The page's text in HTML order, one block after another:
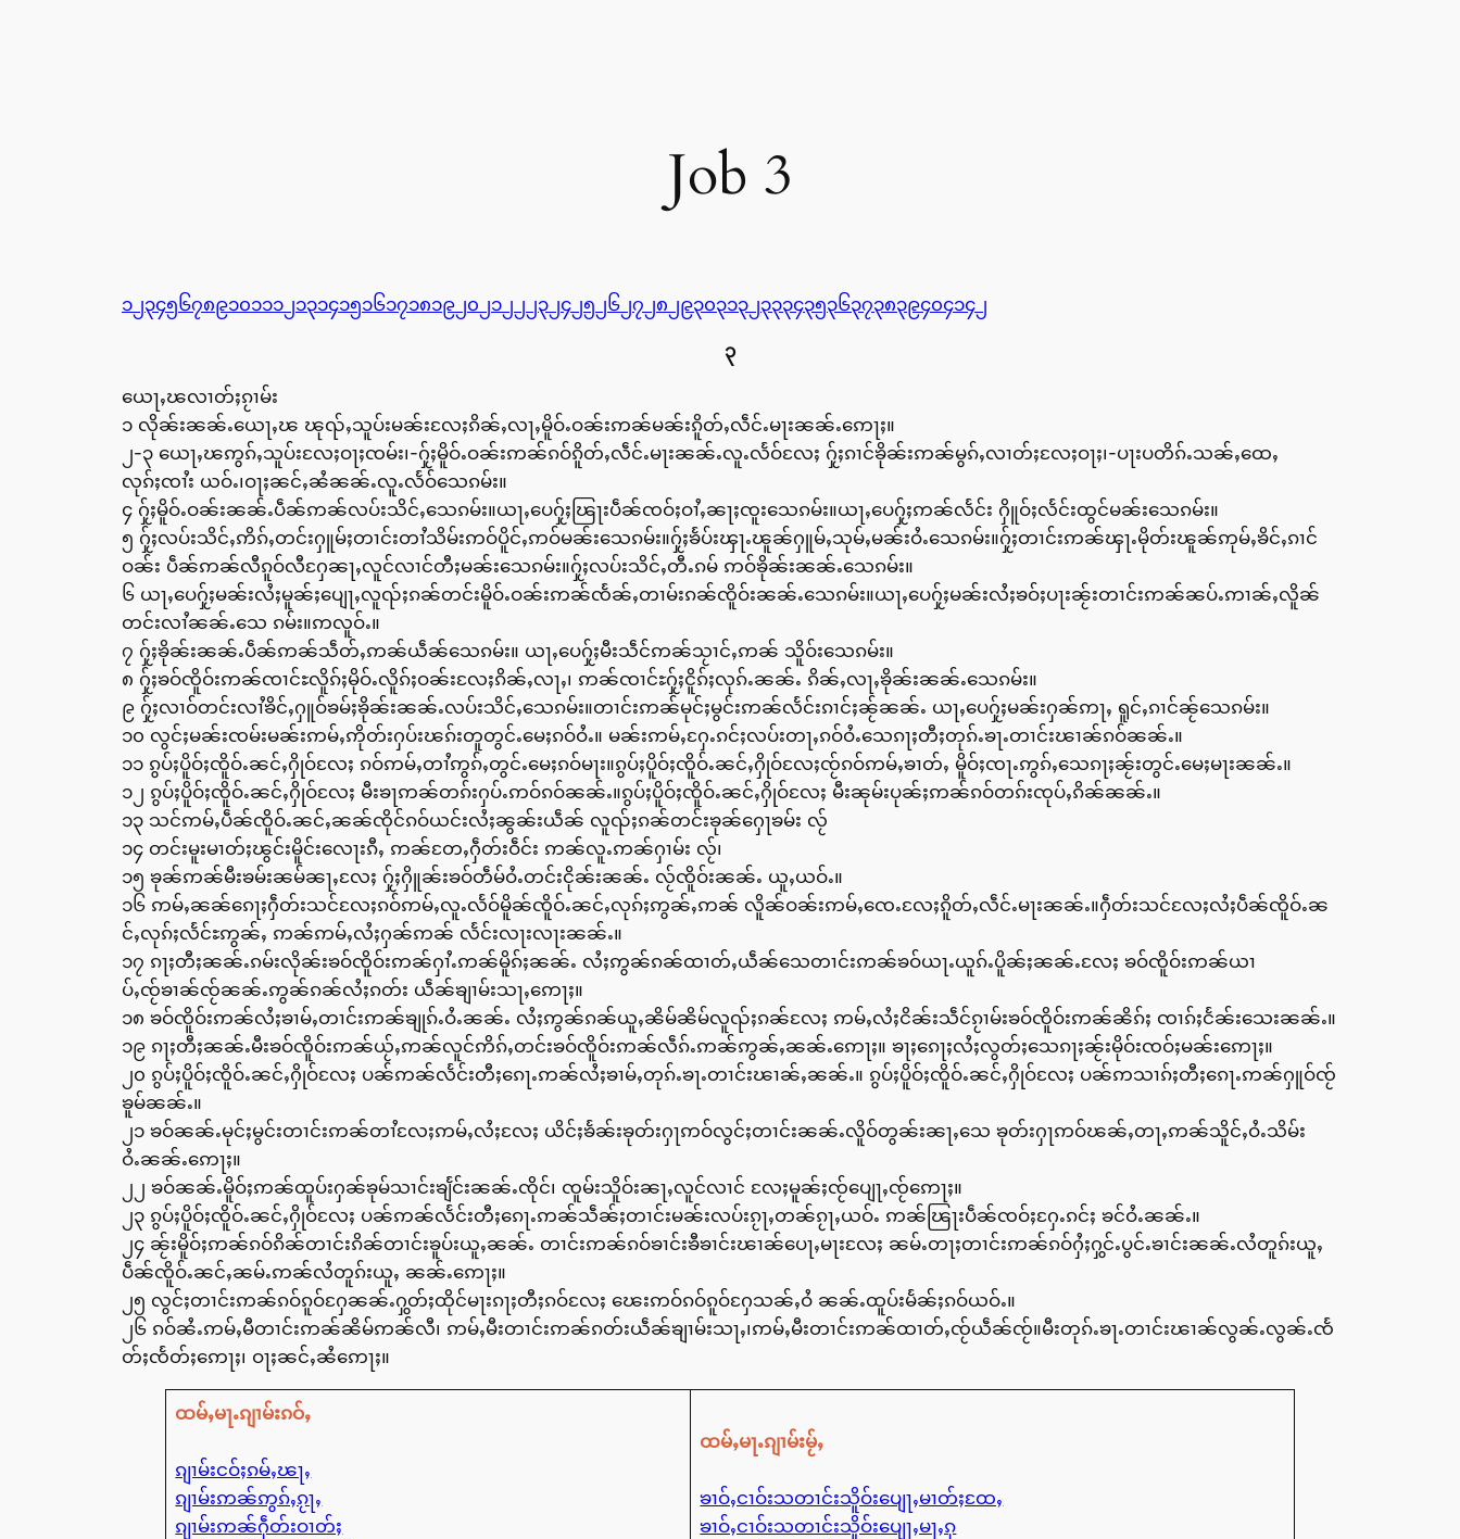
Job 3
၁ ၂၃၄၅၆၇၈၉၁၀၁၁၁၂၁၃၁၄၁၅၁၆၁၇၁၈၁၉ ၂၀ ၂၁ ၂၂ ၂၃ ၂၄ ၂၅ ၂၆ ၂၇ ၂၈ ၂၉၃၀၃၁၃၂၃၃၃၄၃၅၃၆၃၇၃၈၃၉၄၀၄၁၄၂
၃
ယေႃႇၽလၢတ်ႈၵႂၢမ်း
၁ လိုၼ်းၼၼ်ႉယေႃႇၽ ၽုၺ်ႇသူပ်းမၼ်းလႄႈၵိၼ်ႇလႃႇမိူဝ်ႉဝၼ်းဢၼ်မၼ်းၵိူတ်ႇလဵင်ႉမႃးၼၼ်ႉဢေႃႈ။
၂-၃ ယေႃႇၽဢွၵ်ႇသူပ်းလႄႈဝႃႈၸမ်း၊-ႁႂ်ႈမိူဝ်ႉဝၼ်းဢၼ်ၵဝ်ၵိူတ်ႇလဵင်ႉမႃးၼၼ်ႉလူႉလႅဝ်လႄႈ ႁႂ်ႈၵၢင်ၶိုၼ်းဢၼ်မွၵ်ႇလၢတ်ႈလႄႈဝႃႈ၊-ပႃးပတိၵ်ႉသၼ်ႇထေႇ
လုၵ်ႈၸၢႆး ယဝ်ႉ၊ဝႃႈၼင်ႇၼႆၼၼ်ႉလူႉလႅဝ်သေၵမ်း။
၄ ႁႂ်ႈမိူဝ်ႉဝၼ်းၼၼ်ႉပဵၼ်ဢၼ်လပ်းသိင်ႇသေၵမ်း။ယႃႇပေႁႂ်ႈၽြႃးပဵၼ်ၸဝ်ႈဝၢႆႇၼႃႈၸူးသေၵမ်း။ယႃႇပေႁႂ်ႈဢၼ်လႅင်း ႁိူဝ်ႈလႅင်းထွင်မၼ်းသေၵမ်း။
၅ ႁႂ်ႈလပ်းသိင်ႇဢိၵ်ႇတင်းႁူမ်ႈတၢင်းတၢႆသိမ်းဢဝ်ပိူင်ႇဢဝ်မၼ်းသေၵမ်း။ႁႂ်ႈၶႅပ်းၾႃႉၽူၼ်ႁူမ်ႇသုမ်ႇမၼ်းဝႆႉသေၵမ်း။ႁႂ်ႈတၢင်းဢၼ်ၾႃႉမိုတ်းၽူၼ်ဢုမ်ႇၶိင်ႇၵၢင်
ဝၼ်း ပဵၼ်ဢၼ်လီၵူဝ်လီႁႄၼႃႇလူင်လၢင်တီႈမၼ်းသေၵမ်း။ႁႂ်ႈလပ်းသိင်ႇတီႉၵမ် ဢဝ်ၶိုၼ်းၼၼ်ႉသေၵမ်း။
၆ ယႃႇပေႁႂ်ႈမၼ်းလႆႈမူၼ်ႈပျေႃႇလူၺ်ႈၵၼ်တင်းမိူဝ်ႉဝၼ်းဢၼ်ၸႅၼ်ႇတၢမ်းၵၼ်ၸိူဝ်းၼၼ်ႉသေၵမ်း။ယႃႇပေႁႂ်ႈမၼ်းလႆႈၶဝ်ႈပႃးၼႂ်းတၢင်းဢၼ်ၼပ်ႉဢၢၼ်ႇလိူၼ်
တင်းလၢႆၼၼ်ႉသေ ၵမ်း။ဢလူဝ်ႉ။
၇ ႁႂ်ႈၶိုၼ်းၼၼ်ႉပဵၼ်ဢၼ်သဵတ်ႇဢၼ်ယဵၼ်သေၵမ်း။ ယႃႇပေႁႂ်ႈမီးသဵင်ဢၼ်သႂၢင်ႇဢၼ် သိူဝ်းသေၵမ်း။
၈ ႁႂ်ႈၶဝ်ၸိူဝ်းဢၼ်ၸၢင်ႊလိူၵ်ႈမိုဝ်ႉလိူၵ်ႈဝၼ်းလႄႈၵိၼ်ႇလႃႇ၊ ဢၼ်ၸၢင်ႊႁႂ်ႈငိူၵ်ႈလုၵ်ႉၼၼ်ႉ ၵိၼ်ႇလႃႇၶိုၼ်းၼၼ်ႉသေၵမ်း။
၉ ႁႂ်ႈလၢဝ်တင်းလၢႆၶိင်ႇႁူဝ်ၶမ်ႈၶိုၼ်းၼၼ်ႉလပ်းသိင်ႇသေၵမ်း။တၢင်းဢၼ်မုင်ႈမွင်းဢၼ်လႅင်းၵၢင်ႈၼႂ်ၼၼ်ႉ ယႃႇပေႁႂ်ႈမၼ်းႁၼ်ဢႃႇ ရူင်ႇၵၢင်ၼႂ်သေၵမ်း။
၁၀ လွင်ႈမၼ်းၸမ်းမၼ်းဢမ်ႇဢိုတ်းႁပ်းၽၵ်းတူတွင်ႉမေႈၵဝ်ဝႆႉ။ မၼ်းဢမ်ႇႁႄႉၵင်ႈလပ်းတႃႇၵဝ်ဝႆႉသေၵႃႈတီႈတုၵ်ႉၶႃႉတၢင်းၽၢၼ်ၵဝ်ၼၼ်ႉ။
၁၁ ၵွပ်ႈပိူဝ်ႈၸိူဝ်ႉၼင်ႇႁိုဝ်လႄႈ ၵဝ်ဢမ်ႇတၢႆဢွၵ်ႇတွင်ႉမေႈၵဝ်မႃး။ၵွပ်ႈပိူဝ်ႈၸိူဝ်ႉၼင်ႇႁိုဝ်လႄႈၸႂ်ၵဝ်ဢမ်ႇၶၢတ်ႇ မိူဝ်ႈၸႃႉဢွၵ်ႇသေၵႃႈၼႂ်းတွင်ႉမေႈမႃးၼၼ်ႉ။
၁၂ ၵွပ်ႈပိူဝ်ႈၸိူဝ်ႉၼင်ႇႁိုဝ်လႄႈ မီးၶႃဢၼ်တၵ်းႁပ်ႉဢဝ်ၵဝ်ၼၼ်ႉ။ၵွပ်ႈပိူဝ်ႈၸိူဝ်ႉၼင်ႇႁိုဝ်လႄႈ မီးၼုမ်းပုၼ်ႈဢၼ်ၵဝ်တၵ်းၸုပ်ႇၵိၼ်ၼၼ်ႉ။
၁၃ သင်ဢမ်ႇပဵၼ်ၸိူဝ်ႉၼင်ႇၼၼ်ၸိုင်ၵဝ်ယင်းလႆႈၼွၼ်းယဵၼ် လူၺ်ႈၵၼ်တင်းၶုၼ်ႁေႃၶမ်း လႂ်
၁၄ တင်းမူးမၢတ်ႈၽွင်းမိူင်းလေႃးၵီႇ ဢၼ်တႄႇႁဵတ်းဝဵင်း ဢၼ်လူႉဢၼ်ႁၢမ်း လႂ်၊
၁၅ ၶုၼ်ဢၼ်မီးၶမ်းၼမ်ၼႃႇလႄႈ ႁႂ်ႈႁိူၼ်းၶဝ်တဵမ်ဝႆႉတင်းငိုၼ်းၼၼ်ႉ လႂ်ၸိူဝ်းၼၼ်ႉ ယူႇယဝ်ႉ။
၁၆ ဢမ်ႇၼၼ်ၵေႃႈႁဵတ်းသင်လႄႈၵဝ်ဢမ်ႇလူႉလႅဝ်မိူၼ်ၸိူဝ်ႉၼင်ႇလုၵ်ႈဢွၼ်ႇဢၼ် လိူၼ်ဝၼ်းဢမ်ႇၸေႉလႄႈၵိူတ်ႇလဵင်ႉမႃးၼၼ်ႉ။ႁဵတ်းသင်လႄႈလႆႈပဵၼ်ၸိူဝ်ႉၼ
င်ႇလုၵ်ႈလႅင်ႊဢွၼ်ႇ ဢၼ်ဢမ်ႇလႆႈႁၼ်ဢၼ် လႅင်းလႃးလႃးၼၼ်ႉ။
၁၇ ၵႃႈတီႈၼၼ်ႉၵမ်းလိုၼ်းၶဝ်ၸိူဝ်းဢၼ်ႁၢႆႉဢၼ်မိူၵ်ႈၼၼ်ႉ လႆႈဢွၼ်ၵၼ်ထၢတ်ႇယဵၼ်သေတၢင်းဢၼ်ၶဝ်ယႃႉယူၵ်ႉပိူၼ်ႈၼၼ်ႉလႄႈ ၶဝ်ၸိူဝ်းဢၼ်ယၢ
ပ်ႇၸႂ်ၶၢၼ်ၸႂ်ၼၼ်ႉဢွၼ်ၵၼ်လႆႈၵတ်း ယဵၼ်ၶျၢမ်းသႃႇဢေႃႈ။
၁၈ ၶဝ်ၸိူဝ်းဢၼ်လႆႈၶၢမ်ႇတၢင်းဢၼ်ၶျုၵ်ႉဝႆႉၼၼ်ႉ လႆႈဢွၼ်ၵၼ်ယူႇၼိမ်ၼိမ်လူၺ်ႈၵၼ်လႄႈ ဢမ်ႇလႆႈငိၼ်းသဵင်ၵႂၢမ်းၶဝ်ၸိူဝ်းဢၼ်ၼိၵ်ႈ ၸၢၵ်ႈငႅၼ်းသေးၼၼ်ႉ။
၁၉ ၵႃႈတီႈၼၼ်ႉမီးၶဝ်ၸိူဝ်းဢၼ်ယႂ်ႇဢၼ်လူင်ဢိၵ်ႇတင်းၶဝ်ၸိူဝ်းဢၼ်လဵၵ်ႉဢၼ်ဢွၼ်ႇၼၼ်ႉဢေႃႈ။ ၶႃႈၵေႃႈလႆႈလွတ်ႈသေၵႃႈၼႂ်းမိုဝ်းၸဝ်ႈမၼ်းဢေႃႈ။
၂၀ ၵွပ်ႈပိူဝ်ႈၸိူဝ်ႉၼင်ႇႁိုဝ်လႄႈ ပၼ်ဢၼ်လႅင်းတီႈၵေႃႉဢၼ်လႆႈၶၢမ်ႇတုၵ်ႉၶႃႉတၢင်းၽၢၼ်ႇၼၼ်ႉ။ ၵွပ်ႈပိူဝ်ႈၸိူဝ်ႉၼင်ႇႁိုဝ်လႄႈ ပၼ်ဢသၢၵ်ႈတီႈၵေႃႉဢၼ်ႁူဝ်ၸႂ်
ၶူမ်ၼၼ်ႉ။
၂၁ ၶဝ်ၼၼ်ႉမုင်ႈမွင်းတၢင်းဢၼ်တၢႆလႄႈဢမ်ႇလႆႈလႄႈ ယိင်ႈၶႅၼ်းၶုတ်းႁႃဢဝ်လွင်ႈတၢင်းၼၼ်ႉလိူဝ်တွၼ်းၼႃႇသေ ၶုတ်းႁႃဢဝ်ၽၼ်ႇတႃႇဢၼ်သိူင်ႇဝႆႉသိမ်း
ဝႆႉၼၼ်ႉဢေႃႈ။
၂၂ ၶဝ်ၼၼ်ႉမိူဝ်ႈဢၼ်ထူပ်းႁၼ်ၶုမ်သၢင်းၶျႅင်းၼၼ်ႉၸိုင်၊ ၸူမ်းသိူဝ်းၼႃႇလူင်လၢင် လႄႈမူၼ်ႈၸႂ်ပျေႃႇၸႂ်ဢေႃႈ။
၂၃ ၵွပ်ႈပိူဝ်ႈၸိူဝ်ႉၼင်ႇႁိုဝ်လႄႈ ပၼ်ဢၼ်လႅင်းတီႈၵေႃႉဢၼ်သဵၼ်ႈတၢင်းမၼ်းလပ်းၵႂႃႇတၼ်ၵႂႃႇယဝ်ႉ ဢၼ်ၽြႃးပဵၼ်ၸဝ်ႈႁႄႉၵင်ႈ ၶင်ဝႆႉၼၼ်ႉ။
၂၄ ၼႂ်းမိူဝ်ႈဢၼ်ၵဝ်ၵိၼ်တၢင်းၵိၼ်တၢင်းၶူပ်းယူႇၼၼ်ႉ တၢင်းဢၼ်ၵဝ်ၶၢင်းၶီၶၢင်းၽၢၼ်ပေႃႇမႃးလႄႈ ၼမ်ႉတႃႈတၢင်းဢၼ်ၵဝ်ႁႆႈႁွင်ႉပွင်ႉၶၢင်းၼၼ်ႉလႆတူၵ်းယူႇ
ပဵၼ်ၸိူဝ်ႉၼင်ႇၼမ်ႉဢၼ်လႆတူၵ်းယူႇ ၼၼ်ႉဢေႃႈ။
၂၅ လွင်ႈတၢင်းဢၼ်ၵဝ်ၵူဝ်ႁႄၼၼ်ႉႁွတ်ႈထိုင်မႃးၵႃႈတီႈၵဝ်လႄႈ ၽေးဢဝ်ၵဝ်ၵူဝ်ႁႄသၼ်ႇဝႆ ၼၼ်ႉထူပ်းမႅၼ်ႈၵဝ်ယဝ်ႉ။
၂၆ ၵဝ်ၼႆႉဢမ်ႇမီတၢင်းဢၼ်ၼိမ်ဢၼ်လီ၊ ဢမ်ႇမီးတၢင်းဢၼ်ၵတ်းယဵၼ်ၶျၢမ်းသႃႇ၊ဢမ်ႇမီးတၢင်းဢၼ်ထၢတ်ႇၸႂ်ယဵၼ်ၸႂ်။မီးတုၵ်ႉၶႃႉတၢင်းၽၢၼ်လွၼ်ႉလွၼ်ႉၸႅ
တ်ႈၸႅတ်ႈဢေႃႈ၊ ဝႃႈၼင်ႇၼႆဢေႃႈ။
ထမ်ႇမႃႉၵျၢမ်းၵဝ်ႇ
ၵျၢမ်းငဝ်ႈၵမ်ႇၽႃႇ
ၵျၢမ်းဢၼ်ဢွၵ်ႇၵႂႃႇ
ၵျၢမ်းဢၼ်ႁဵတ်းဝၢတ်ႈ
ထမ်ႇမႃႉၵျၢမ်းမႂ်ႇ
ၶၢဝ်ႇငၢဝ်းသတၢင်းသိူဝ်းပျေႃႇမၢတ်ႈထႄႇ
ၶၢဝ်ႇငၢဝ်းသတၢင်းသိူဝ်းပျေႃႇမႃႇၵု